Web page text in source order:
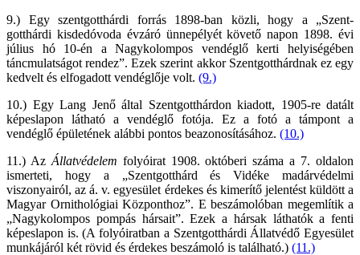
9.) Egy szentgotthárdi forrás 1898-ban közli, hogy a „Szent-
gotthárdi kisdedóvoda évzáró ünnepélyét követő napon 1898. évi
július hó 10-én a Nagykolompos vendéglő kerti helyiségében
táncmulatságot rendez”. Ezek szerint akkor Szentgotthárdnak ez egy
kedvelt és elfogadott vendéglője volt. (9.)
10.) Egy Lang Jenő által Szentgotthárdon kiadott, 1905-re datált
képeslapon látható a vendéglő fotója. Ez a fotó a támpont a
vendéglő épületének alábbi pontos beazonosításához. (10.)
11.) Az Állatvédelem folyóirat 1908. októberi száma a 7. oldalon
ismerteti, hogy a „Szentgotthárd és Vidéke madárvédelmi
viszonyairól, az á. v. egyesület érdekes és kimerítő jelentést küldött a
Magyar Ornithológiai Központhoz”. E beszámolóban megemlítik a
„Nagykolompos pompás hársait”. Ezek a hársak láthatók a fenti
képeslapon is. (A folyóiratban a Szentgotthárdi Állatvédő Egyesület
munkájáról két rövid és érdekes beszámoló is található.) (11.)